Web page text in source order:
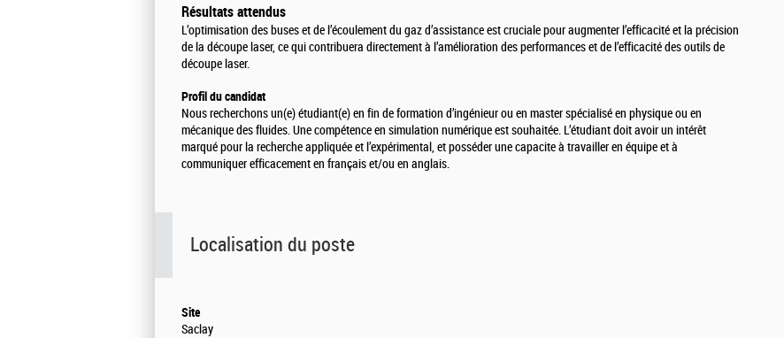
Résultats attendus
L’optimisation des buses et de l’écoulement du gaz d’assistance est cruciale pour augmenter l’efficacité et la précision
de la découpe laser, ce qui contribuera directement à l’amélioration des performances et de l’efficacité des outils de
découpe laser.
Profil du candidat
Nous recherchons un(e) étudiant(e) en fin de formation d’ingénieur ou en master spécialisé en physique ou en
mécanique des fluides. Une compétence en simulation numérique est souhaitée. L’étudiant doit avoir un intérêt
marqué pour la recherche appliquée et l’expérimental, et posséder une capacite à travailler en équipe et à
communiquer efficacement en français et/ou en anglais.
Localisation du poste
Site
Saclay